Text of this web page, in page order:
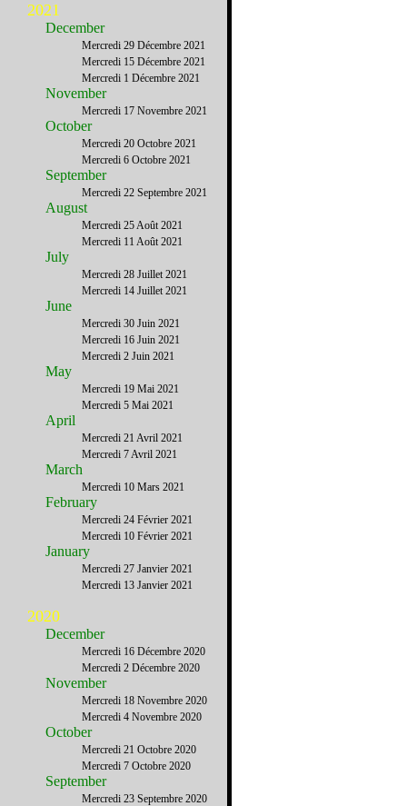
2021
December
Mercredi 29 Décembre 2021
Mercredi 15 Décembre 2021
Mercredi 1 Décembre 2021
November
Mercredi 17 Novembre 2021
October
Mercredi 20 Octobre 2021
Mercredi 6 Octobre 2021
September
Mercredi 22 Septembre 2021
August
Mercredi 25 Août 2021
Mercredi 11 Août 2021
July
Mercredi 28 Juillet 2021
Mercredi 14 Juillet 2021
June
Mercredi 30 Juin 2021
Mercredi 16 Juin 2021
Mercredi 2 Juin 2021
May
Mercredi 19 Mai 2021
Mercredi 5 Mai 2021
April
Mercredi 21 Avril 2021
Mercredi 7 Avril 2021
March
Mercredi 10 Mars 2021
February
Mercredi 24 Février 2021
Mercredi 10 Février 2021
January
Mercredi 27 Janvier 2021
Mercredi 13 Janvier 2021
2020
December
Mercredi 16 Décembre 2020
Mercredi 2 Décembre 2020
November
Mercredi 18 Novembre 2020
Mercredi 4 Novembre 2020
October
Mercredi 21 Octobre 2020
Mercredi 7 Octobre 2020
September
Mercredi 23 Septembre 2020